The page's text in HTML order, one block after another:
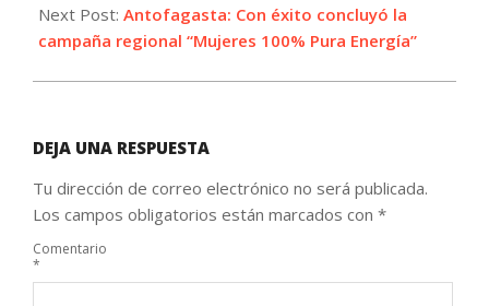
Next Post: Antofagasta: Con éxito concluyó la
campaña regional “Mujeres 100% Pura Energía”
DEJA UNA RESPUESTA
Tu dirección de correo electrónico no será publicada.
Los campos obligatorios están marcados con *
Comentario
*